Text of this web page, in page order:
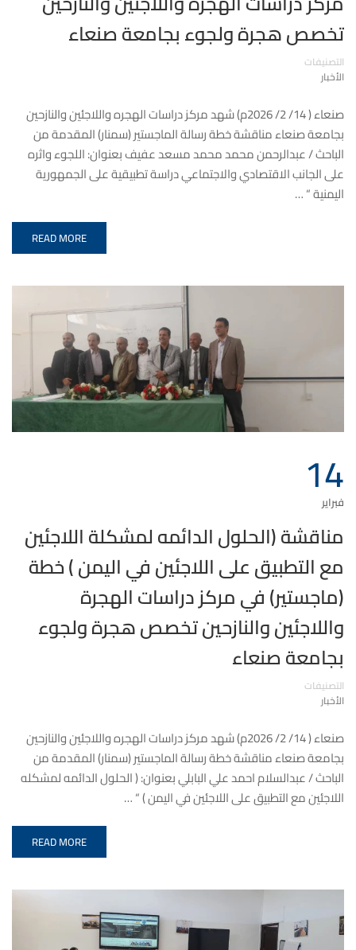
تخصص هجرة ولجوء بجامعة صنعاء
التصنيفات
الأخبار
صنعاء ( 14/ 2/ 2026م) شهد مركز دراسات الهجره واللاجئين والنازحين
بجامعة صنعاء مناقشة خطة رسالة الماجستير (سمنار) المقدمة من
الباحث / عبدالرحمن محمد محمد مسعد عفيف بعنوان: اللجوء واثره
على الجانب الاقتصادي والاجتماعي دراسة تطبيقية على الجمهورية
اليمنية “ …
READ MORE
14
فبراير
مناقشة (الحلول الدائمه لمشكلة اللاجئين
مع التطبيق على اللاجئين في اليمن ) خطة
(ماجستير) في مركز دراسات الهجرة
واللاجئين والنازحين تخصص هجرة ولجوء
بجامعة صنعاء
التصنيفات
الأخبار
صنعاء ( 14/ 2/ 2026م) شهد مركز دراسات الهجره واللاجئين والنازحين
بجامعة صنعاء مناقشة خطة رسالة الماجستير (سمنار) المقدمة من
الباحث / عبدالسلام احمد علي البابلي بعنوان: ( الحلول الدائمه لمشكله
اللاجئين مع التطبيق على اللاجئين في اليمن ) “ …
READ MORE